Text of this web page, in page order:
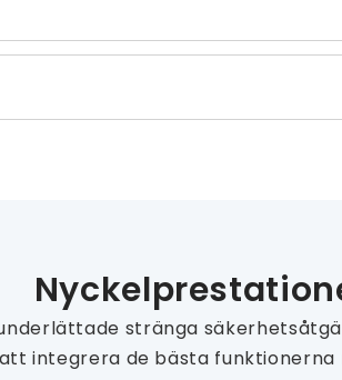
stränga
integrera de bästa funktionerna